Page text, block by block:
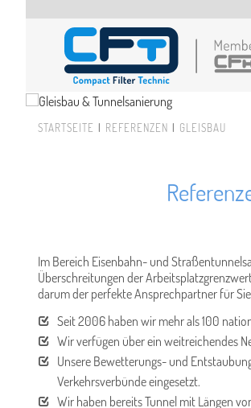
STARTSEITE REFERENZEN GLEISBAU
Im Bereich Eisenbahn- und
Überschreitungen der
darum der perfekte Ansprechpartner für
Seit 2006 haben wir mehr als 100
Wir verfügen über ein weitreichendes
Unsere Bewetterungs- und
Verkehrsverbünde eingesetzt.
Wir haben bereits Tunnel mit Längen